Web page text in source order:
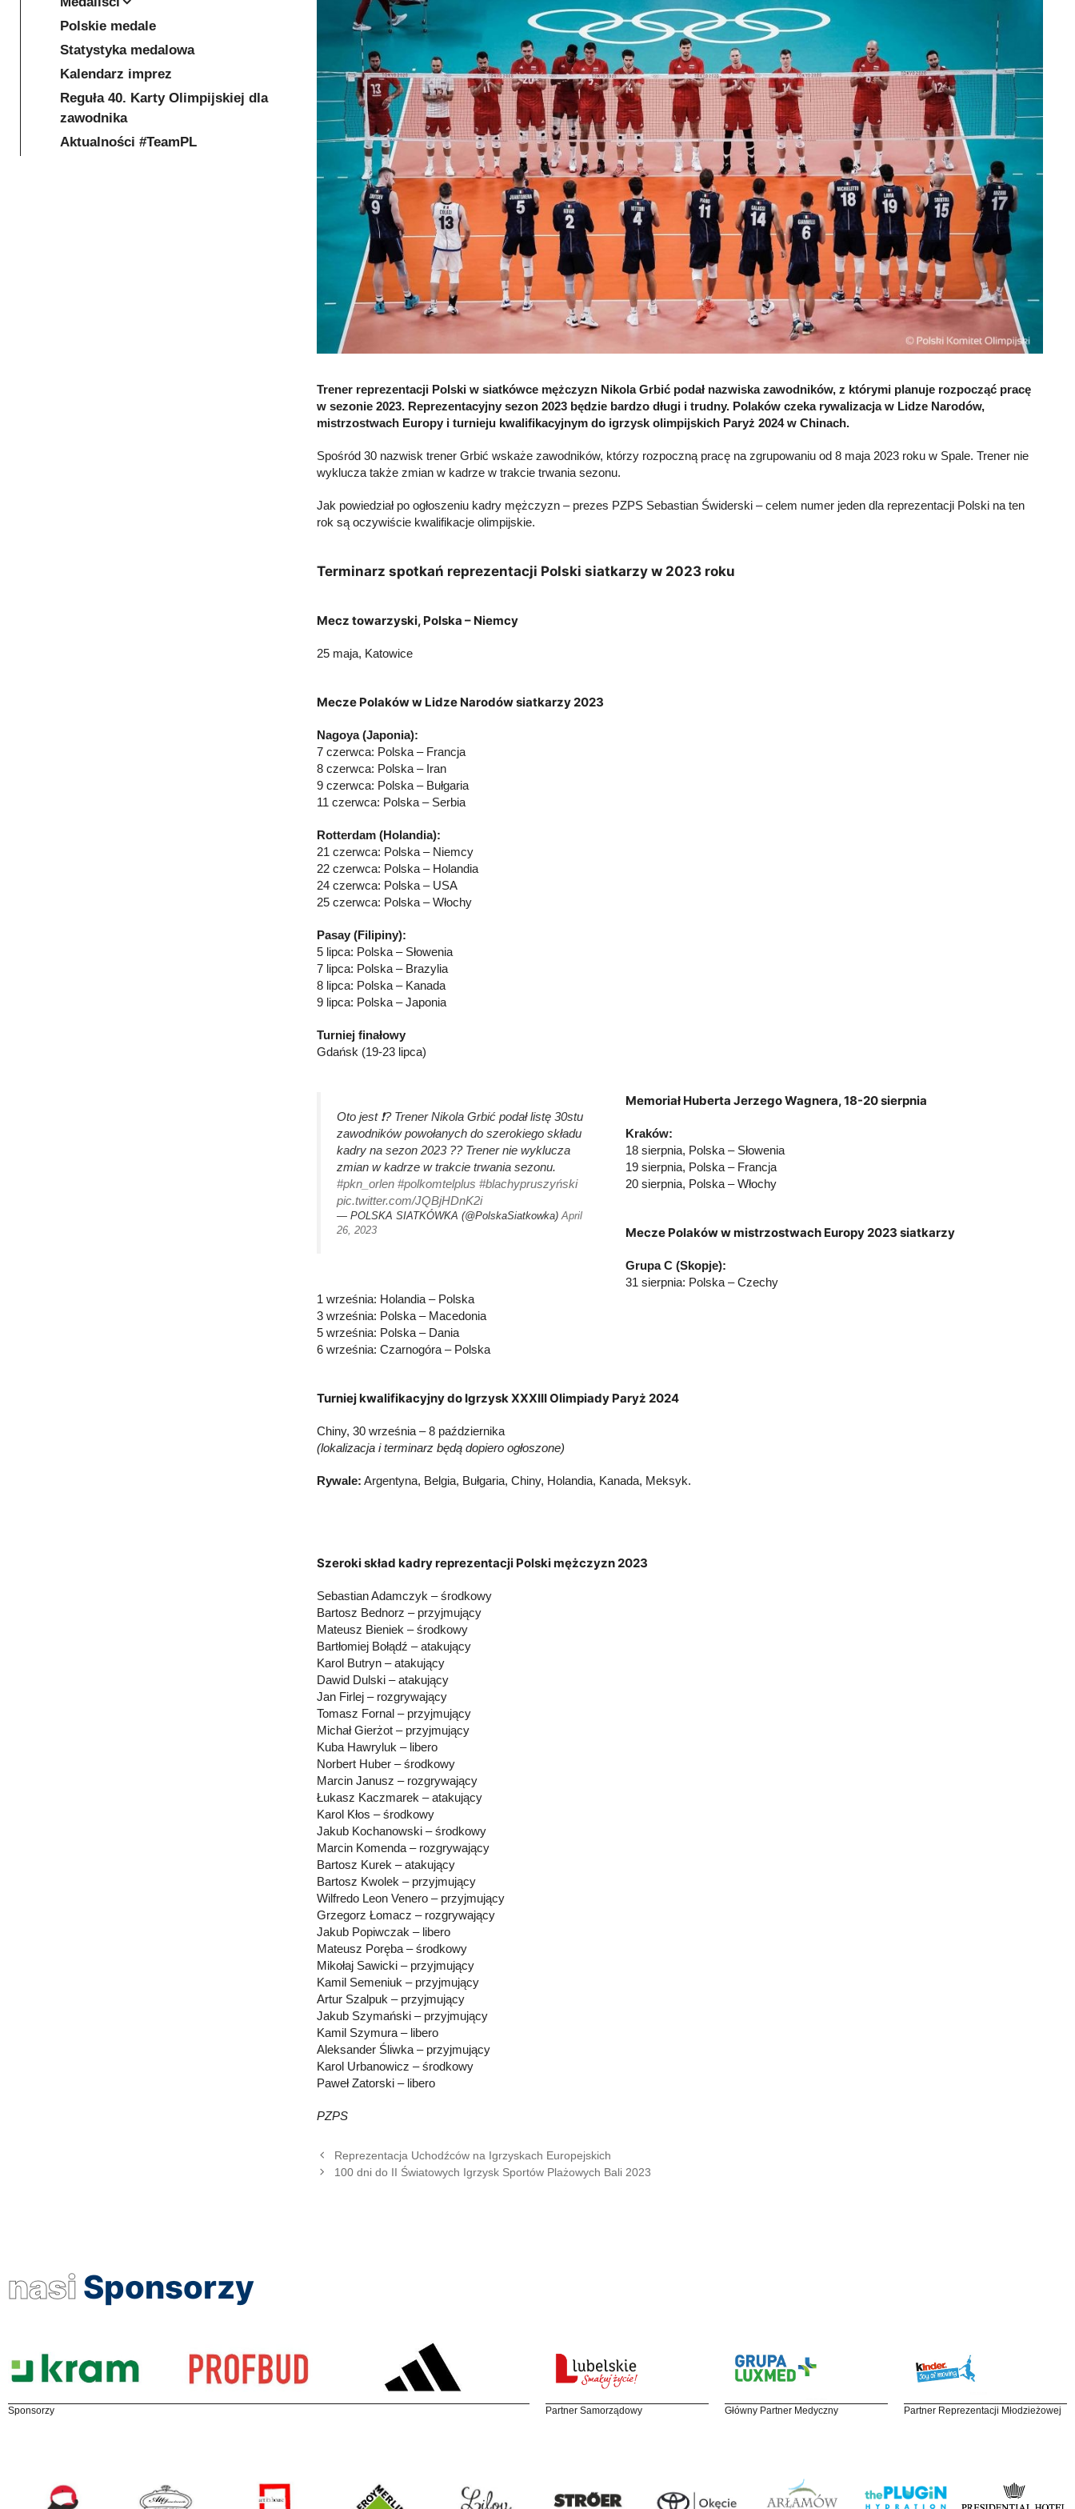
Trener reprezentacji Polski w siatkówce mężczyzn Nikola Grbić podał nazwiska zawodników, z którymi planuje rozpocząć pracę
w sezonie 2023. Reprezentacyjny sezon 2023 będzie bardzo długi i trudny. Polaków czeka rywalizacja w Lidze Narodów,
mistrzostwach Europy i turnieju kwalifikacyjnym do igrzysk olimpijskich Paryż 2024 w Chinach.
Spośród 30 nazwisk trener Grbić wskaże zawodników, którzy rozpoczną pracę na zgrupowaniu od 8 maja 2023 roku w Spale. Trener nie
wyklucza także zmian w kadrze w trakcie trwania sezonu.
Jak powiedział po ogłoszeniu kadry mężczyzn – prezes PZPS Sebastian Świderski – celem numer jeden dla reprezentacji Polski na ten
rok są oczywiście kwalifikacje olimpijskie.
Terminarz spotkań reprezentacji Polski siatkarzy w 2023 roku
Mecz towarzyski, Polska – Niemcy
25 maja, Katowice
Mecze Polaków w Lidze Narodów siatkarzy 2023
Nagoya (Japonia):
7 czerwca: Polska – Francja
8 czerwca: Polska – Iran
9 czerwca: Polska – Bułgaria
11 czerwca: Polska – Serbia
Rotterdam (Holandia):
21 czerwca: Polska – Niemcy
22 czerwca: Polska – Holandia
24 czerwca: Polska – USA
25 czerwca: Polska – Włochy
Pasay (Filipiny):
5 lipca: Polska – Słowenia
7 lipca: Polska – Brazylia
8 lipca: Polska – Kanada
9 lipca: Polska – Japonia
Turniej finałowy
Gdańsk (19-23 lipca)
Oto jest ❗️? Trener Nikola Grbić podał listę 30stu
zawodników powołanych do szerokiego składu
kadry na sezon 2023 ?? Trener nie wyklucza
zmian w kadrze w trakcie trwania sezonu.
#pkn_orlen #polkomtelplus #blachypruszyński
pic.twitter.com/JQBjHDnK2i
— POLSKA SIATKÓWKA (@PolskaSiatkowka)April
26, 2023
Memoriał Huberta Jerzego Wagnera, 18-20 sierpnia
Kraków:
18 sierpnia, Polska – Słowenia
19 sierpnia, Polska – Francja
20 sierpnia, Polska – Włochy
Mecze Polaków w mistrzostwach Europy 2023 siatkarzy
Grupa C (Skopje):
31 sierpnia: Polska – Czechy
1 września: Holandia – Polska
3 września: Polska – Macedonia
5 września: Polska – Dania
6 września: Czarnogóra – Polska
Turniej kwalifikacyjny do Igrzysk XXXIII Olimpiady Paryż 2024
Chiny, 30 września – 8 października
(lokalizacja i terminarz będą dopiero ogłoszone)
Rywale: Argentyna, Belgia, Bułgaria, Chiny, Holandia, Kanada, Meksyk.
Szeroki skład kadry reprezentacji Polski mężczyzn 2023
Sebastian Adamczyk – środkowy
Bartosz Bednorz – przyjmujący
Mateusz Bieniek – środkowy
Bartłomiej Bołądź – atakujący
Karol Butryn – atakujący
Dawid Dulski – atakujący
Jan Firlej – rozgrywający
Tomasz Fornal – przyjmujący
Michał Gierżot – przyjmujący
Kuba Hawryluk – libero
Norbert Huber – środkowy
Marcin Janusz – rozgrywający
Łukasz Kaczmarek – atakujący
Karol Kłos – środkowy
Jakub Kochanowski – środkowy
Marcin Komenda – rozgrywający
Bartosz Kurek – atakujący
Bartosz Kwolek – przyjmujący
Wilfredo Leon Venero – przyjmujący
Grzegorz Łomacz – rozgrywający
Jakub Popiwczak – libero
Mateusz Poręba – środkowy
Mikołaj Sawicki – przyjmujący
Kamil Semeniuk – przyjmujący
Artur Szalpuk – przyjmujący
Jakub Szymański – przyjmujący
Kamil Szymura – libero
Aleksander Śliwka – przyjmujący
Karol Urbanowicz – środkowy
Paweł Zatorski – libero
PZPS
Reprezentacja Uchodźców na Igrzyskach Europejskich
100 dni do II Światowych Igrzysk Sportów Plażowych Bali 2023
Polskie medale
Statystyka medalowa
Kalendarz imprez
Reguła 40. Karty Olimpijskiej dla
zawodnika
Aktualności #TeamPL
nasi Sponsorzy
Sponsorzy Partner Samorządowy Główny Partner Medyczny Partner Reprezentacji Młodzieżowej